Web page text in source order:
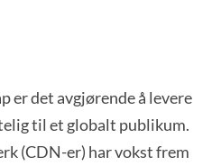
er det avgjørende å levere
til et globalt publikum.
(CDN-er) har vokst frem